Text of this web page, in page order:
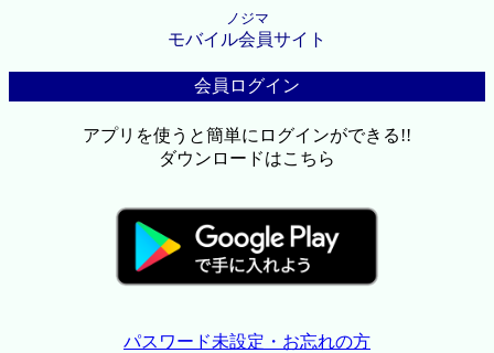
ノジマ
モバイル会員サイト
会員ログイン
アプリを使うと簡単にログインができる!!
ダウンロードはこちら
パスワード未設定・お忘れの方